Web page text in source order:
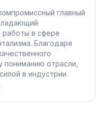
главный
в сфере
Благодаря
пониманию отрасли,
в индустрии.